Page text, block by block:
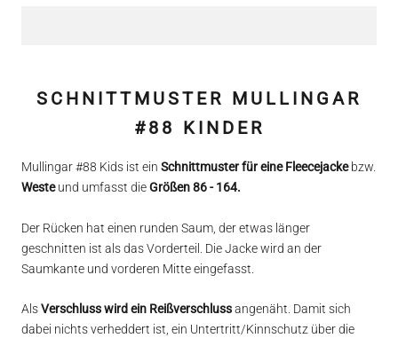
SCHNITTMUSTER
MULLINGAR
#88 KINDER
Mullingar#88 Kids ist ein Schnittmuster für eineFleecejackebzw.
Westeund umfasst dieGrößen 86 - 164.
Der Rücken hat einen runden Saum , der etwas länger
geschnitten ist als das Vorderteil. Die Jacke wird an der
Saumkante und vorderen Mitteeingefasst.
AlsVerschluss wird ein Reißverschlussangenäht. Damit sich
dabei nichts verheddert ist, ein Untertritt/Kinnschutz über die